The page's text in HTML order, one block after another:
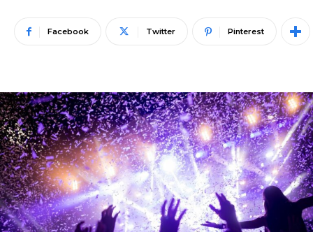
Facebook Twitter Pinterest